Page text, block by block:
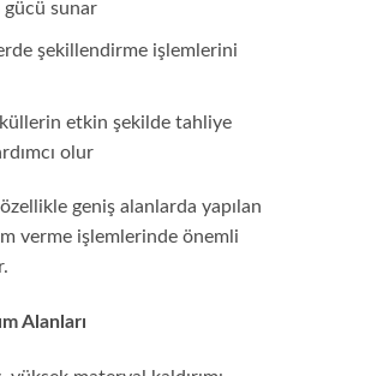
gücü sunar
şekillendirme işlemlerini
etkin şekilde tahliye
olur
geniş alanlarda yapılan
verme işlemlerinde önemli
Alanları